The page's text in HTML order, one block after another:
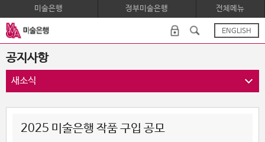
미술은행 정부미술은행 전체메뉴
ENGLISH
공지사항
새소식
2025 미술은행 작품 구입 공모